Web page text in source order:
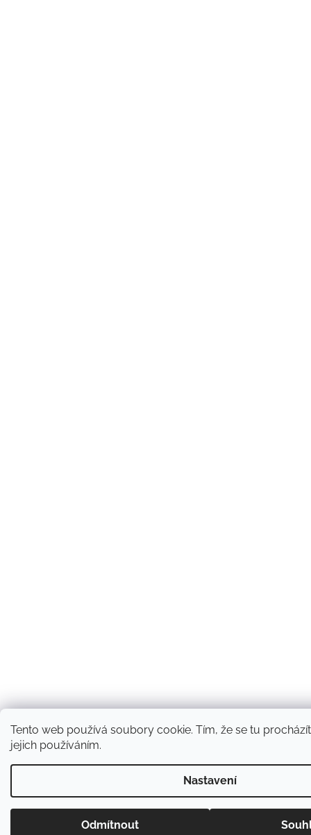
Tento web používá soubory cookie. Tím, že se tu
jejich používáním.
Nastavení
Odmítnout